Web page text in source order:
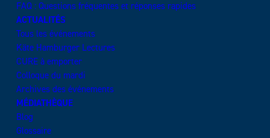
FAQ : Questions fréquentes et réponses rapides
ACTUALITÉS
Tous les événements
Käte Hamburger Lectures
CURE à emporter
Colloque du mardi
Archives des événements
MÉDIATHÈQUE
Blog
Glossaire